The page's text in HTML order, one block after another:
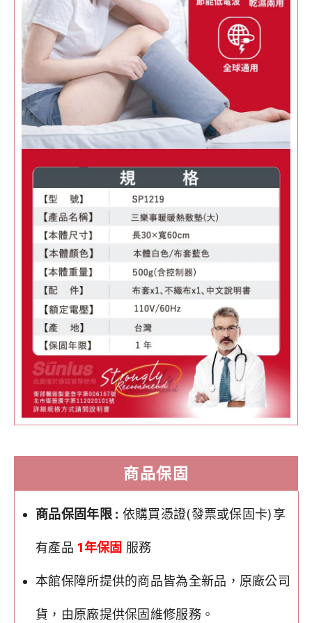
商品保固
商品保固年限 : 依購買憑證(發票或保固卡)享
有產品 1年保固 服務
本館保障所提供的商品皆為全新品，原廠公司
貨，由原廠提供保固維修服務。